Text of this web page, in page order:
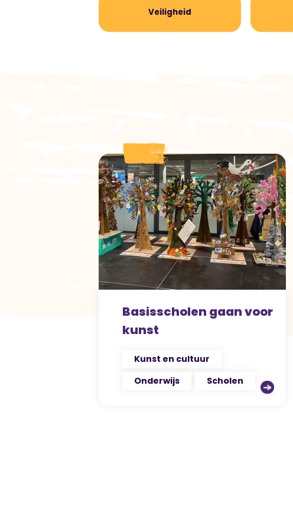
Veiligheid
Basisscholen gaan voor
kunst
Kunst en cultuur
Onderwijs
Scholen